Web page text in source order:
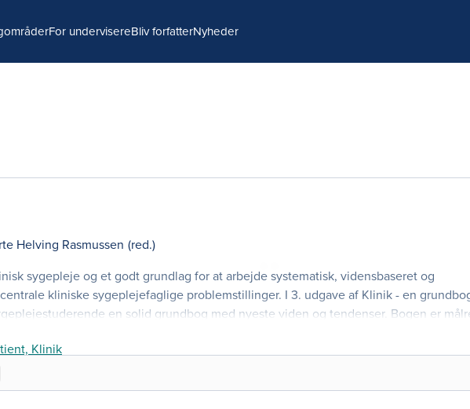
For undervisereBliv forfatterNyheder
Helving Rasmussen (red.)
sygepleje og et godt grundlag for at arbejde systematisk, vidensbaseret og
kliniske sygeplejefaglige problemstillinger. I 3. udgave af Klinik - en
en solid grundbog med nyeste viden og tendenser. Bogen er
Klinik